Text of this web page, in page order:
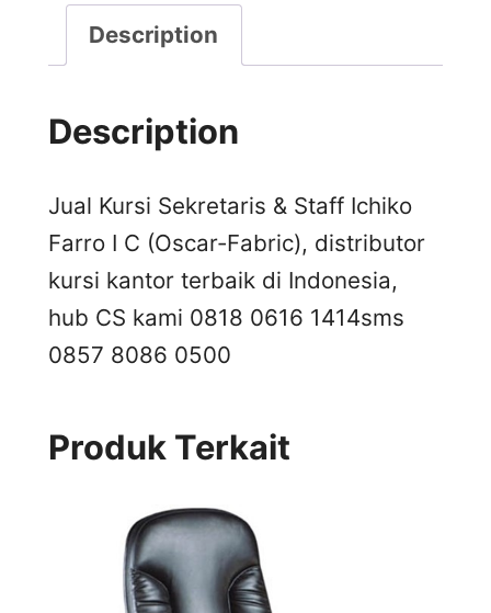
Description
Description
Jual Kursi Sekretaris & Staff Ichiko
Farro I C (Oscar-Fabric), distributor
kursi kantor terbaik di Indonesia,
hub CS kami 0818 0616 1414sms
0857 8086 0500
Produk Terkait